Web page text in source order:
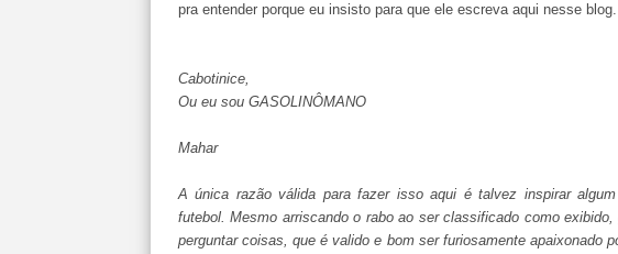
pra entender porque eu insisto para que ele escreva aqui nesse blog.
Cabotinice,
Ou eu sou GASOLINÔMANO
Mahar
A única razão válida para fazer isso aqui é talvez inspirar
futebol. Mesmo arriscando o rabo ao ser classificado como
perguntar coisas, que é valido e bom ser furiosamente apaixonado